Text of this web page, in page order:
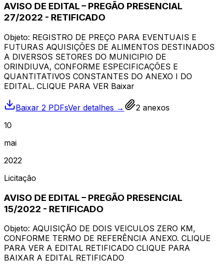
AVISO DE EDITAL – PREGÃO PRESENCIAL
27/2022 - RETIFICADO
Objeto: REGISTRO DE PREÇO PARA EVENTUAIS E
FUTURAS AQUISIÇÕES DE ALIMENTOS DESTINADOS
A DIVERSOS SETORES DO MUNICIPIO DE
ORINDIUVA, CONFORME ESPECIFICAÇÕES E
QUANTITATIVOS CONSTANTES DO ANEXO I DO
EDITAL. CLIQUE PARA VER Baixar
Baixar 2 PDFsVer detalhes → 2 anexos
10
mai
2022
Licitação
AVISO DE EDITAL – PREGÃO PRESENCIAL
15/2022 - RETIFICADO
Objeto: AQUISIÇÃO DE DOIS VEICULOS ZERO KM,
CONFORME TERMO DE REFERÊNCIA ANEXO. CLIQUE
PARA VER A EDITAL RETIFICADO CLIQUE PARA
BAIXAR A EDITAL RETIFICADO